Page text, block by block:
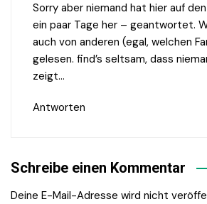
Sorry aber niemand hat hier auf
ein paar Tage her – geantwortet.
auch von anderen (egal, welchen
gelesen. find’s seltsam, dass
zeigt…
Antworten
Schreibe einen Kommentar
Deine E-Mail-Adresse wird nicht